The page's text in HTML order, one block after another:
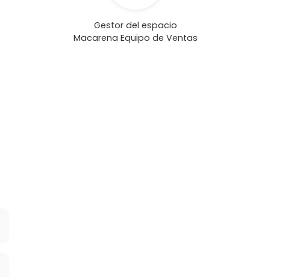
Gestor del espacio
Macarena Equipo de Ventas